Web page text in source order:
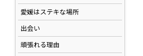
愛媛はステキな場所
出会い
頑張れる理由